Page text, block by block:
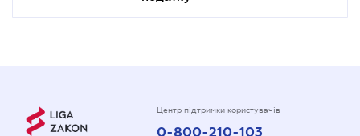
Центр підтримки користувачів
0-800-210-103